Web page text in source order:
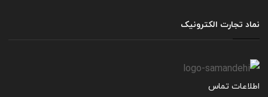
نماد تجارت الکترونیک
اطلاعات تماس